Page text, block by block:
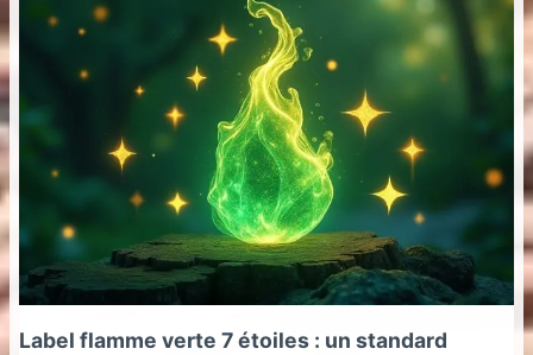
Label flamme verte 7 étoiles : un standard